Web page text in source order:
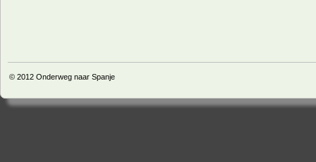
© 2012 Onderweg naar Spanje